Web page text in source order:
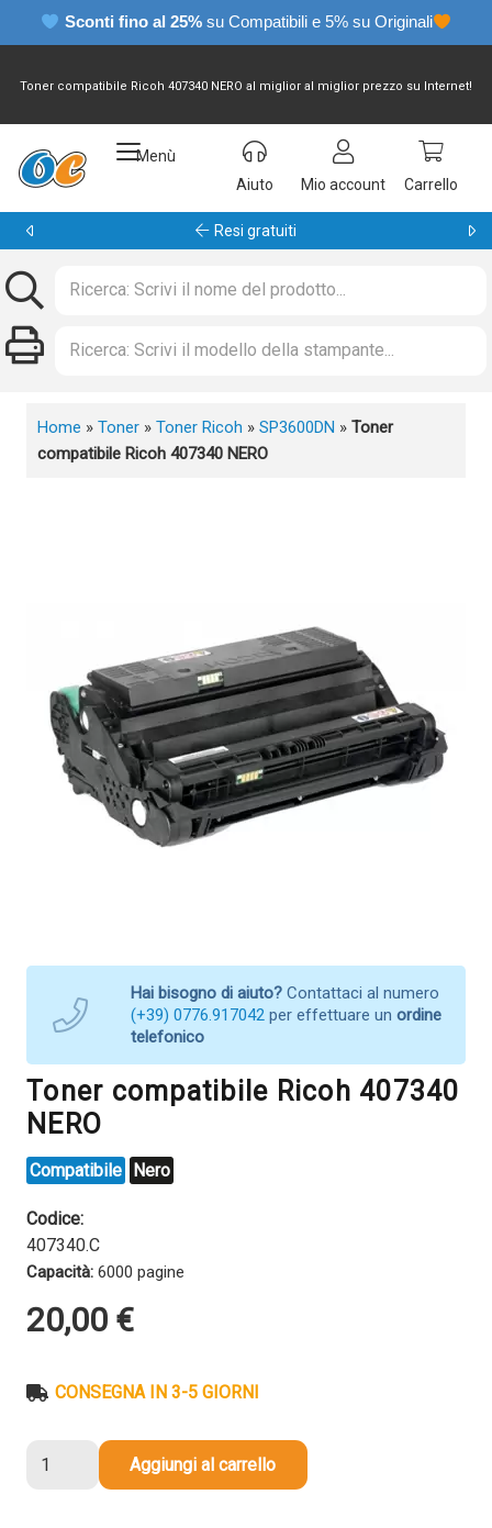
Sconti fino al 25% su Compatibili e 5% su Originali
Toner compatibile Ricoh 407340 NERO al miglior al miglior prezzo su Internet!
Menù
Aiuto
Mio account Carrello
Resi gratuiti
Home » Toner » Toner Ricoh » SP3600DN » Toner
compatibile Ricoh 407340 NERO
Hai bisogno di aiuto? Contattaci al numero
(+39) 0776.917042 per effettuare un ordine
telefonico
Toner compatibile Ricoh 407340
NERO
Compatibile Nero
Codice:
407340.C
Capacità: 6000 pagine
20,00 €
CONSEGNA IN 3-5 GIORNI
compatibile
Aggiungi al carrello